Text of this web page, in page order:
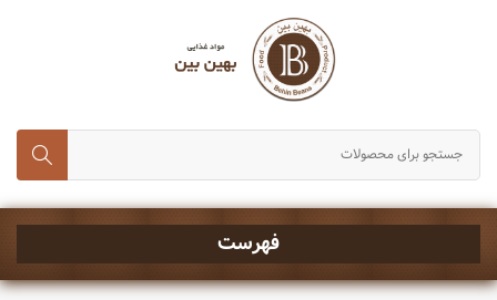
فهرست
رب، تن ماهی و کنسروجات
چای,قند و شکر
خشکبار
ماکارونی و رشته